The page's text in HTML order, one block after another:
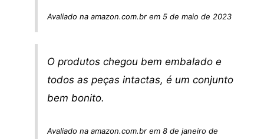
Avaliado na amazon.com.br em 5 de maio de 2023
O produtos chegou bem embalado e
todos as peças intactas, é um conjunto
bem bonito.
Avaliado na amazon.com.br em 8 de janeiro de